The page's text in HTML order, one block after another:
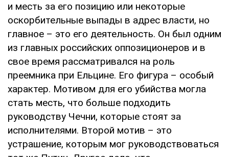
и месть за его позицию или некоторые
оскорбительные выпады в адрес власти, но
главное – это его деятельность. Он был одним
из главных российских оппозиционеров и в
свое время рассматривался на роль
преемника при Ельцине. Его фигура – особый
характер. Мотивом для его убийства могла
стать месть, что больше подходить
руководству Чечни, которые стоят за
исполнителями. Второй мотив – это
устрашение, которым мог руководствоваться